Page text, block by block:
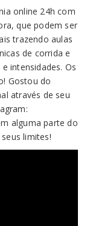
online 24h com
que podem ser
trazendo aulas
de corrida e
intensidades. Os
Gostou do
através de seu
alguma parte do
limites!